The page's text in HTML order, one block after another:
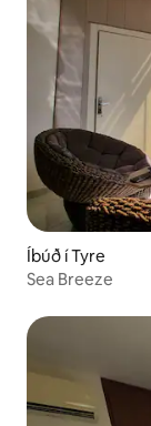
Íbúð í Tyre
Sea Breeze